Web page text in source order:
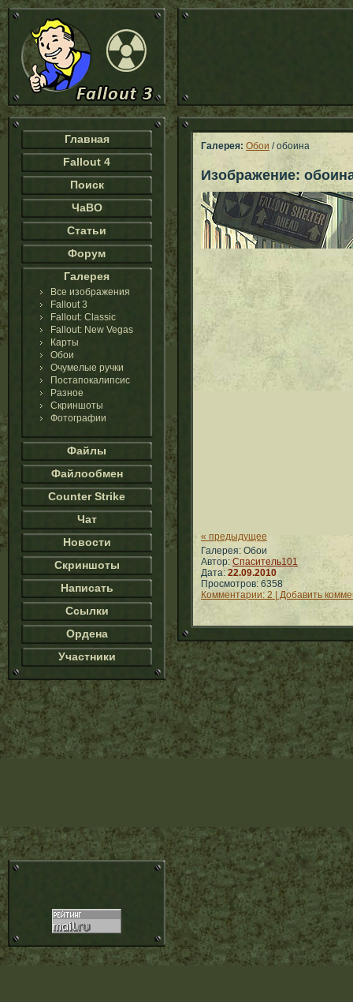
Главная
Fallout 4
Поиск
ЧаВО
Статьи
Форум
Галерея
Все изображения
Fallout 3
Fallout: Classic
Fallout: New Vegas
Карты
Обои
Очумелые ручки
Постапокалипсис
Разное
Скриншоты
Фотографии
Файлы
Файлообмен
Counter Strike
Чат
Новости
Скриншоты
Написать
Ссылки
Ордена
Участники
Галерея: Обои / обоина
Изображение:
« предыдущее
Галерея: Обои
Автор: Спаситель101
Дата: 22.09.2010
Просмотров: 6358
Комментарии: 2 | Добавить